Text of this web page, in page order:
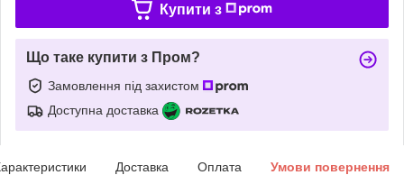
Купити з
Що таке купити з Пром?
Замовлення під захистом
Доступна доставка
Доставка Оплата Умови повернення